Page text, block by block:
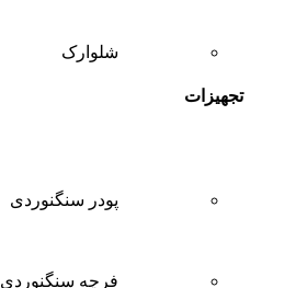
شلوارک
تجهیزات
پودر سنگنوردی
فرچه سنگنوردی